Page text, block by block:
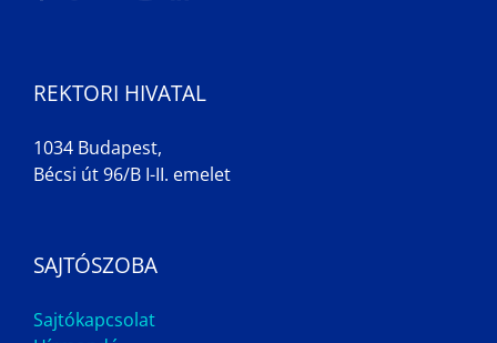
REKTORI HIVATAL
1034 Budapest,
Bécsi út 96/B I-II. emelet
SAJTÓSZOBA
Sajtókapcsolat